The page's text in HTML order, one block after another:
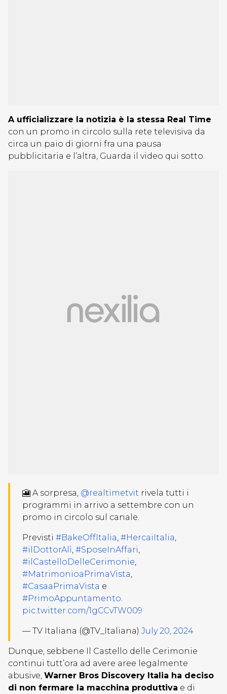
A ufficializzare la notizia è la stessa Real Time
con un promo in circolo sulla rete televisiva da
circa un paio di giorni fra una pausa
pubblicitaria e l’altra, Guarda il video qui sotto.
🎦 A sorpresa, @realtimetvit rivela tutti i
programmi in arrivo a settembre con un
promo in circolo sul canale.
Previsti #BakeOffItalia, #HercaiItalia,
#ilDottorAlì, #SposeInAffari,
#ilCastelloDelleCerimonie,
#MatrimonioaPrimaVista,
#CasaaPrimaVista e
#PrimoAppuntamento.
pic.twitter.com/1gCCvTW009
— TV Italiana (@TV_Italiana) July 20, 2024
Dunque, sebbene Il Castello delle Cerimonie
continui tutt’ora ad avere aree legalmente
abusive, Warner Bros Discovery Italia ha deciso
di non fermare la macchina produttiva e di